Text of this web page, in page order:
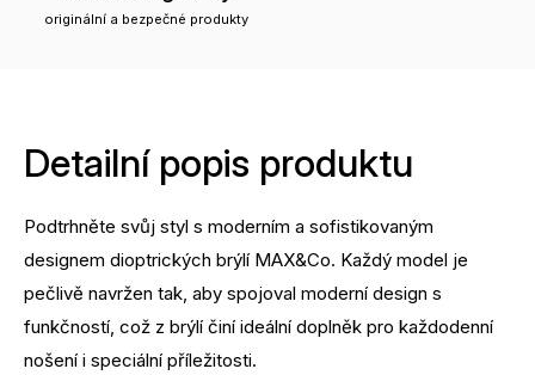
originální a bezpečné produkty
Detailní popis produktu
Podtrhněte svůj styl s moderním a sofistikovaným
designem dioptrických brýlí MAX&Co. Každý model je
pečlivě navržen tak, aby spojoval moderní design s
funkčností, což z brýlí činí ideální doplněk pro každodenní
nošení i speciální příležitosti.